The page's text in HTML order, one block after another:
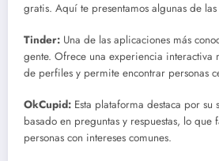
gratis. Aquí te presentamos algunas de
Tinder: Una de las aplicaciones más
gente. Ofrece una experiencia interactiva
de perfiles y permite encontrar personas
OkCupid: Esta plataforma destaca por
basado en preguntas y respuestas, lo que
personas con intereses comunes.